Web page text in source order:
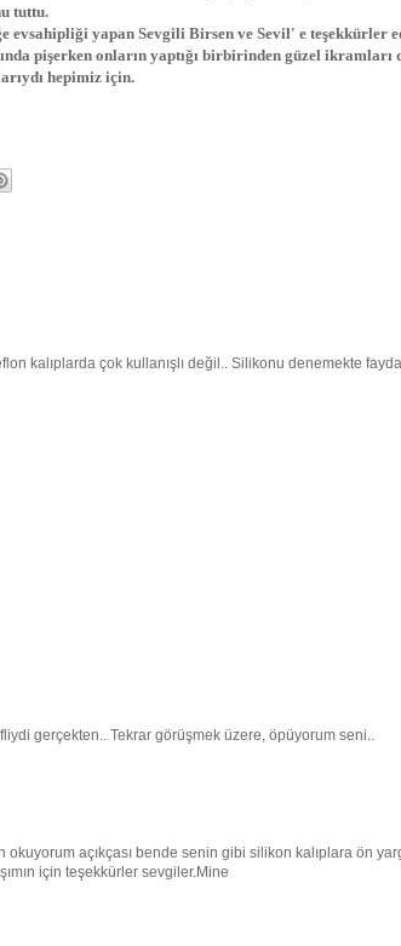
tuttu.
yapan Sevgili Birsen ve Sevil' e teşekkürler
pişerken onların yaptığı birbirinden güzel ikramları
hepimiz için.
kalıplarda çok kullanışlı değil.. Silikonu denemekte
gerçekten.. Tekrar görüşmek üzere, öpüyorum seni..
açıkçası bende senin gibi silikon kalıplara ön
için teşekkürler sevgiler.Mine